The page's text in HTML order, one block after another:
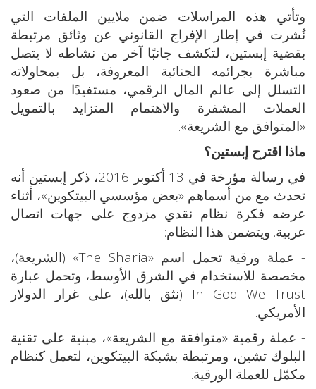
وتأتي هذه المراسلات ضمن ملايين الملفات التي
نُشرت في إطار الإفراج القانوني عن وثائق مرتبطة
بقضية إبستين، لتكشف جانبًا آخر من نشاطه لا يتصل
مباشرة بجرائمه الجنائية المعروفة، بل بمحاولاته
التسلل إلى عالم المال الرقمي، مستفيدًا من صعود
العملات المشفرة والاهتمام المتزايد بالتمويل
«المتوافق مع الشريعة».
ماذا اقترح إبستين؟
في رسالة مؤرخة في 13 أكتوبر 2016، ذكر إبستين أنه
تحدث مع من أسماهم «بعض مؤسسي البيتكوين»، أثناء
عرضه فكرة نظام نقدي مزدوج على جهات اتصال
عربية. ويتضمن هذا النظام:
- عملة ورقية تحمل اسم «The Sharia» (الشريعة)،
مخصصة للاستخدام في الشرق الأوسط، وتحمل عبارة
In God We Trust (نثق بالله)، على غرار الدولار
الأمريكي.
- عملة رقمية «متوافقة مع الشريعة»، مبنية على تقنية
البلوك تشين، ومرتبطة بشبكة البيتكوين، لتعمل كنظام
مكمّل للعملة الورقية.